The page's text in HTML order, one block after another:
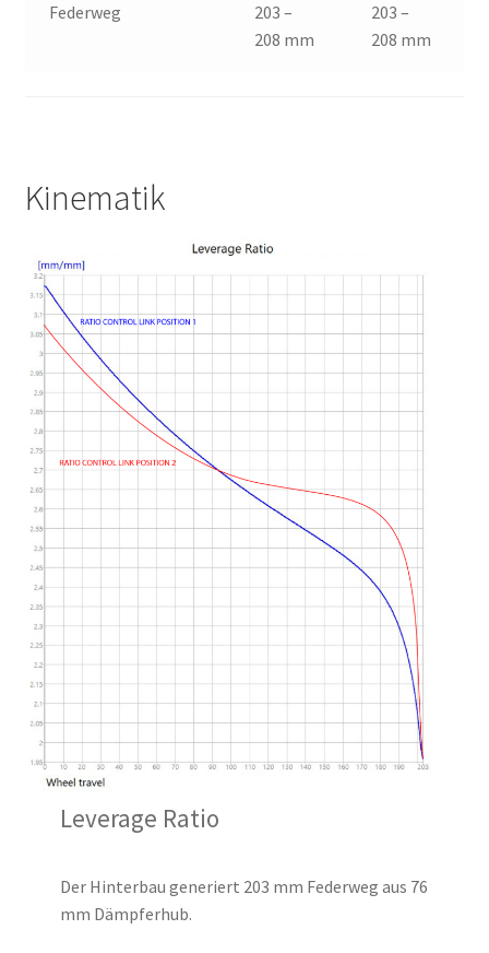
Federweg
203 –
208 mm
203 –
208 mm
Kinematik
Leverage Ratio
Der Hinterbau generiert 203 mm Federweg aus 76
mm Dämpferhub.